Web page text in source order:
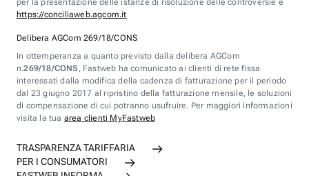
per la presentazione delle istanze di risoluzione delle controversie è
https://conciliaweb.agcom.it
Delibera AGCom 269/18/CONS
In ottemperanza a quanto previsto dalla delibera AGCom
n.269/18/CONS , Fastweb ha comunicato ai clienti di rete fissa
interessati dalla modifica della cadenza di fatturazione per il periodo
dal 23 giugno 2017 al ripristino della fatturazione mensile, le soluzioni
di compensazione di cui potranno usufruire. Per maggiori informazioni
visita la tua area clienti MyFastweb
TRASPARENZA TARIFFARIA
PER I CONSUMATORI